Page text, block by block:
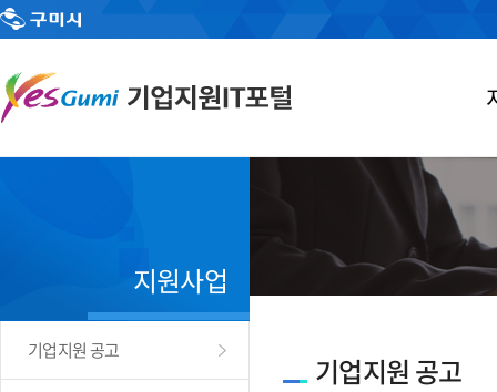
지원사업
기업지원 공고
기업지원 공고